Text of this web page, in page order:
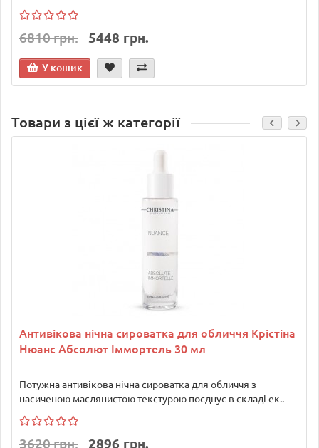
6810 грн. 5448 грн.
У кошик
Товари з цієї ж категорії
Антивікова нічна сироватка для обличчя Крістіна
Нюанс Абсолют Іммортель 30 мл
Потужна антивікова нічна сироватка для обличчя з
насиченою маслянистою текстурою поєднує в складі ек..
3620 грн. 2896 грн.